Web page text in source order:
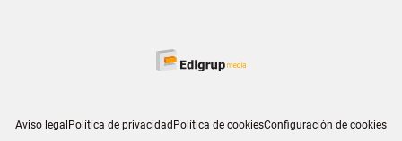
Aviso legal Política de privacidad Política de cookiesConfiguración de cookies